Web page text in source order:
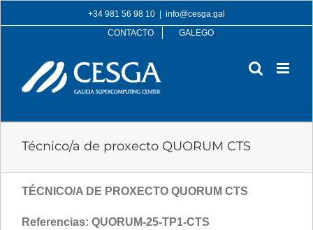
to
+34 981 56 98 10
info@cesga.gal
CONTACTO
GALEGO
Técnico/a de proxecto QUORUM CTS
TÉCNICO/A DE PROXECTO QUORUM CTS
Referencias: QUORUM-25-TP1-CTS